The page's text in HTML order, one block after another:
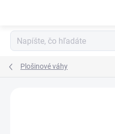
Plošinové váhy